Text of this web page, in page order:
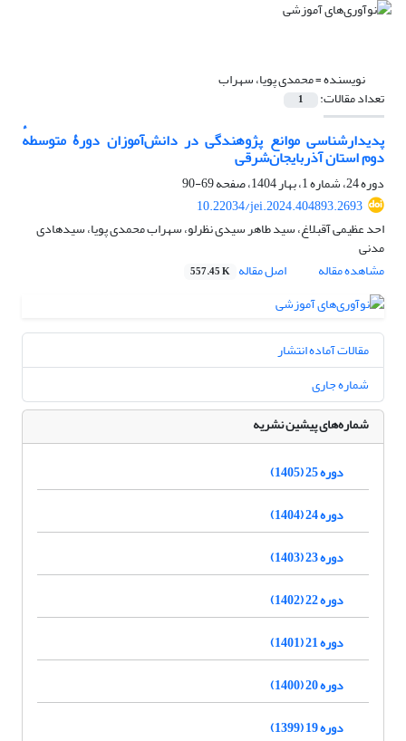
نویسنده =محمدی پویا، سهراب
تعداد مقالات: 1
پدیدارشناسی موانع پژوهندگی در دانش‌آموزان دورۀ متوسطهٔ
دوم استان آذربایجان‌شرقی
دوره 24، شماره 1، بهار 1404، صفحه
69-90
10.22034/jei.2024.404893.2693
احد عظیمی آقبلاغ، سید طاهر سیدی نظرلو، سهراب محمدی پویا، سیدهادی
مدنی
مشاهده مقاله
اصل مقاله 557.45 K
مقالات آماده انتشار
شماره جاری
شماره‌های پیشین نشریه
دوره 25 (1405)
دوره 24 (1404)
دوره 23 (1403)
دوره 22 (1402)
دوره 21 (1401)
دوره 20 (1400)
دوره 19 (1399)